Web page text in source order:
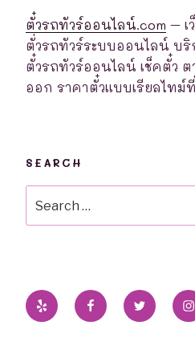
ตั๋วรถทัวร์ออนไลน์.com – เ
ตั่วรถทัวร์ระบบออนไลน์ บริ
ตั๋วรถทัวร์ออนไลน์ เช็คตั๋ว ต
ออก ราคาตั๋วแบบเรียลไทม์
SEARCH
for:
Yelp FacebookTwitter